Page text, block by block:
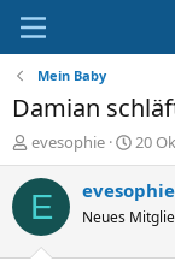
Mein Baby
Damian
E
r
s
evesophie
E
r
s
t
e
20
E evesophie
Neues